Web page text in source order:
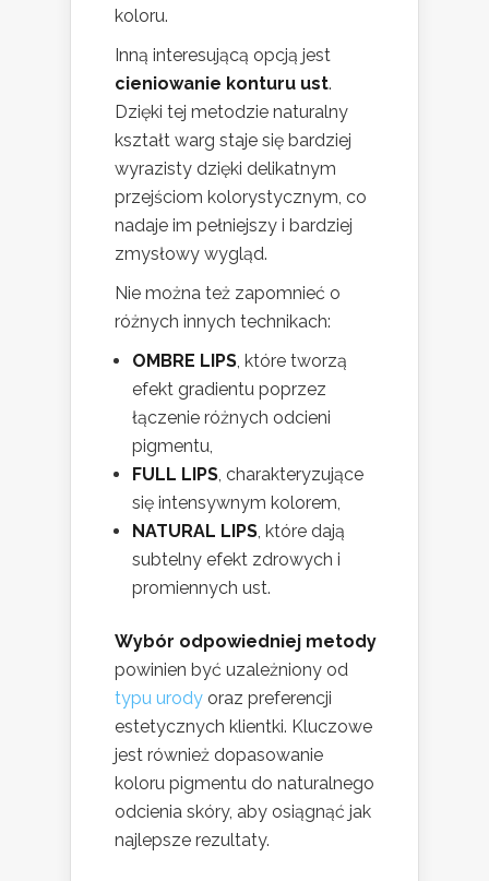
koloru.
Inną interesującą opcją jest
cieniowanie konturu ust.
Dzięki tej metodzie naturalny
kształt warg staje się bardziej
wyrazisty dzięki delikatnym
przejściom kolorystycznym, co
nadaje im pełniejszy i bardziej
zmysłowy wygląd.
Nie można też zapomnieć o
różnych innych technikach:
OMBRE LIPS, które tworzą
efekt gradientu poprzez
łączenie różnych odcieni
pigmentu,
FULL LIPS, charakteryzujące
się intensywnym kolorem,
NATURAL LIPS, które dają
subtelny efekt zdrowych i
promiennych ust.
Wybór odpowiedniej metody
powinien być uzależniony od
typu urody oraz preferencji
estetycznych klientki. Kluczowe
jest również dopasowanie
koloru pigmentu do naturalnego
odcienia skóry, aby osiągnąć jak
najlepsze rezultaty.